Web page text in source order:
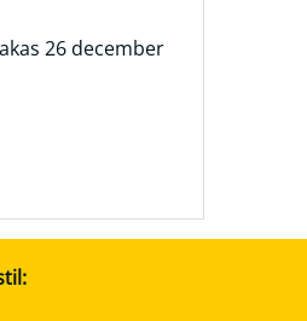
26 december